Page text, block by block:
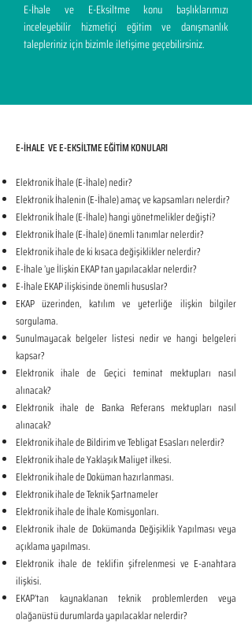
E-İhale ve E-Eksiltme konu başlıklarımızı
inceleyebilir hizmetiçi eğitim ve danışmanlık
talepleriniz için bizimle iletişime geçebilirsiniz.
E-İHALE VE E-EKSİLTME EĞİTİM KONULARI​
Elektronik İhale (E-İhale) nedir?
Elektronik İhalenin (E-İhale) amaç ve kapsamları nelerdir?
Elektronik İhale (E-İhale) hangi yönetmelikler değişti?
Elektronik İhale (E-İhale) önemli tanımlar nelerdir?
Elektronik ihale de ki kısaca değişiklikler nelerdir?
E-İhale ’ye İlişkin EKAP tan yapılacaklar nelerdir?
E-İhale EKAP ilişkisinde önemli hususlar?
EKAP üzerinden, katılım ve yeterliğe ilişkin bilgiler
sorgulama.
Sunulmayacak belgeler listesi nedir ve hangi belgeleri
kapsar?
Elektronik ihale de Geçici teminat mektupları nasıl
alınacak?
Elektronik ihale de Banka Referans mektupları nasıl
alınacak?
Elektronik ihale de Bildirim ve Tebligat Esasları nelerdir?
Elektronik ihale de Yaklaşık Maliyet ilkesi.
Elektronik ihale de Doküman hazırlanması.
Elektronik ihale de Teknik Şartnameler
Elektronik ihale de İhale Komisyonları.
Elektronik ihale de Dokümanda Değişiklik Yapılması veya
açıklama yapılması.
Elektronik ihale de teklifin şifrelenmesi ve E-anahtara
ilişkisi.
EKAP’tan kaynaklanan teknik problemlerden veya
olağanüstü durumlarda yapılacaklar nelerdir?